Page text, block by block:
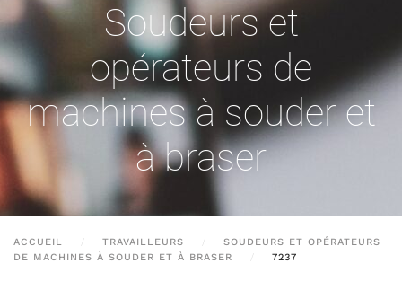
Soudeurs et
opérateurs de
machines à souder et
à braser
ACCUEIL TRAVAILLEURS
SOUDEURS ET OPÉRATEURS
DE MACHINES À SOUDER ET À BRASER
7237